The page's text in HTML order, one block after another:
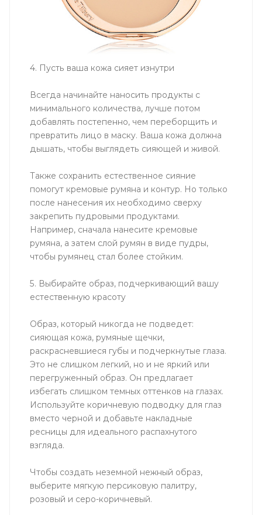
4. Пусть ваша кожа сияет изнутри
Всегда начинайте наносить продукты с
минимального количества, лучше потом
добавлять постепенно, чем переборщить и
превратить лицо в маску. Ваша кожа должна
дышать, чтобы выглядеть сияющей и живой.
Также сохранить естественное сияние
помогут кремовые румяна и контур. Но только
после нанесения их необходимо сверху
закрепить пудровыми продуктами.
Например, сначала нанесите кремовые
румяна, а затем слой румян в виде пудры,
чтобы румянец стал более стойким.
5. Выбирайте образ, подчеркивающий вашу
естественную красоту
Образ, который никогда не подведет:
сияющая кожа, румяные щечки,
раскрасневшиеся губы и подчеркнутые глаза.
Это не слишком легкий, но и не яркий или
перегруженный образ. Он предлагает
избегать слишком темных оттенков на глазах.
Используйте коричневую подводку для глаз
вместо черной и добавьте накладные
ресницы для идеального распахнутого
взгляда.
Чтобы создать неземной нежный образ,
выберите мягкую персиковую палитру,
розовый и серо-коричневый.